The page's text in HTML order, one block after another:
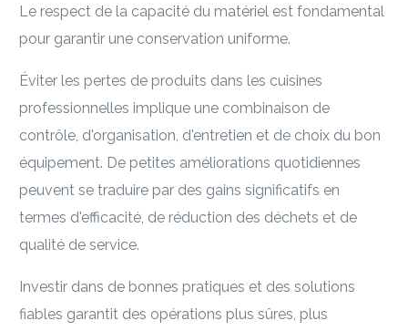
Le respect de la capacité du matériel est fondamental
pour garantir une conservation uniforme.
Éviter les pertes de produits dans les cuisines
professionnelles implique une combinaison de
contrôle, d'organisation, d'entretien et de choix du bon
équipement. De petites améliorations quotidiennes
peuvent se traduire par des gains significatifs en
termes d'efficacité, de réduction des déchets et de
qualité de service.
Investir dans de bonnes pratiques et des solutions
fiables garantit des opérations plus sûres, plus